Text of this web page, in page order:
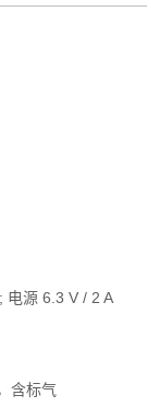
电源 6.3 V / 2 A
含标气